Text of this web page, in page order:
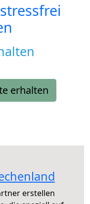
erhalten
erstellen